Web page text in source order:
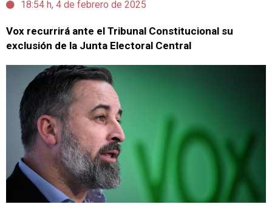
18:54 h, 4 de febrero de 2025
Vox recurrirá ante el Tribunal Constitucional su
exclusión de la Junta Electoral Central